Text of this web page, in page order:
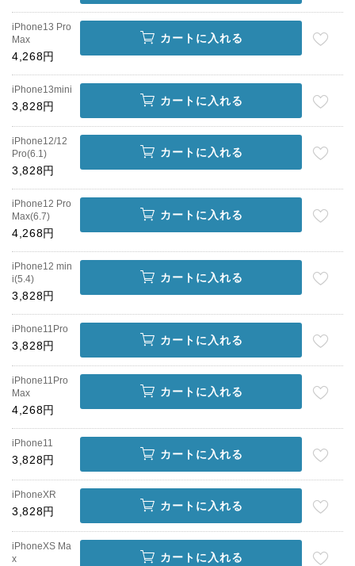
iPhone13 Pro
Max
4,268円
カートに入れる
iPhone13mini
3,828円 カートに入れる
iPhone12/12
Pro(6.1)
3,828円
カートに入れる
iPhone12 Pro
Max(6.7)
4,268円
カートに入れる
iPhone12 min
i(5.4)
3,828円
カートに入れる
iPhone11Pro
3,828円 カートに入れる
iPhone11Pro
Max
4,268円
カートに入れる
iPhone11
3,828円 カートに入れる
iPhoneXR
3,828円 カートに入れる
iPhoneXS Ma
x
カートに入れる